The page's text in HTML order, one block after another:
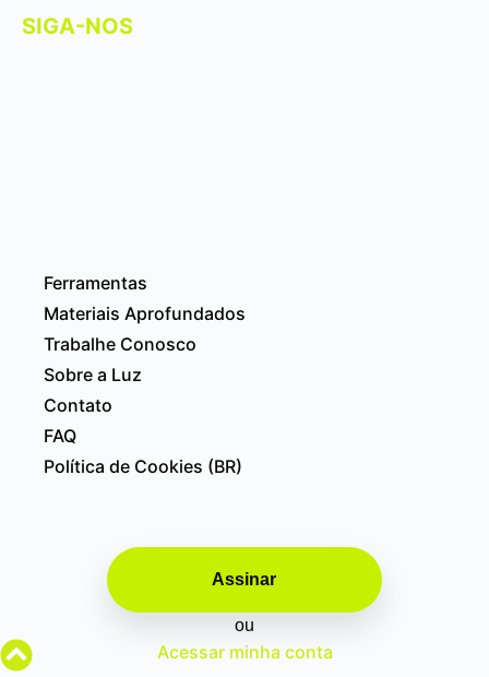
SIGA-NOS
Ferramentas
Materiais Aprofundados
Trabalhe Conosco
Sobre a Luz
Contato
FAQ
Política de Cookies (BR)
Assinar
ou
Acessar minha conta